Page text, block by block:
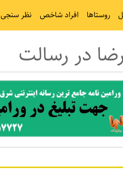
روستاها افراد شاخص نظر سنجی
در رسالت